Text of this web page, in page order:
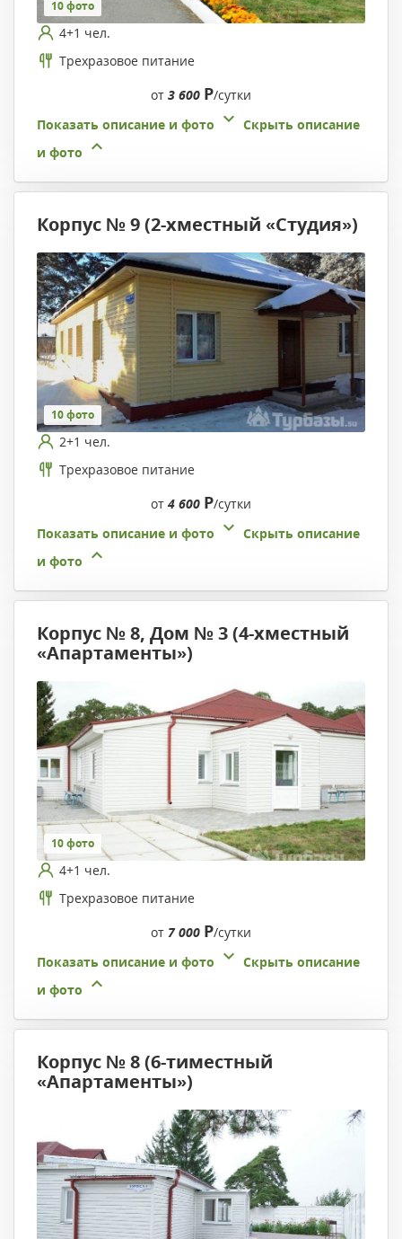
10 фото
4+1 чел.
Трехразовое питание
от 3 600 Р/сутки
Показать описание и фото
Скрыть описание
и фото
Корпус № 9 (2-хместный «Студия»)
10 фото
2+1 чел.
Трехразовое питание
от 4 600 Р/сутки
Показать описание и фото
Скрыть описание
и фото
Корпус № 8, Дом № 3 (4-хместный
«Апартаменты»)
10 фото
4+1 чел.
Трехразовое питание
от 7 000 Р/сутки
Показать описание и фото
Скрыть описание
и фото
Корпус № 8 (6-тиместный
«Апартаменты»)